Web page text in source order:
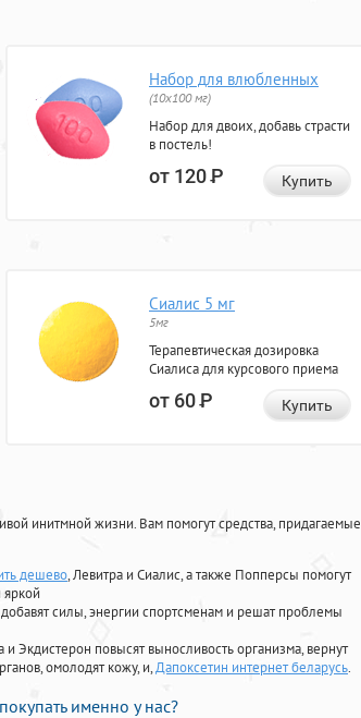
Набор для влюбленных
(10х100 мг)
Набор для двоих, добавь страсти
в постель!
от 120Р Купить
Сиалис 5 мг
5мг
Терапевтическая дозировка
Сиалиса для курсового приема
от 60Р Купить
инитмной жизни. Вам помогут средства, придагаемые
дешево, Левитра и Сиалис, а также Попперсы помогут
силы, энергии спортсменам и решат проблемы
Экдистерон повысят выносливость организма, вернут
омолодят кожу, и,Дапоксетин интернет беларусь.
именно у нас?